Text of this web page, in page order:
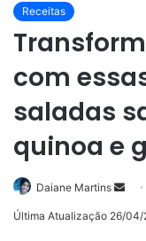
Receitas
com
saladas
quinoa e
Daiane Martins
Última Atualização 26/